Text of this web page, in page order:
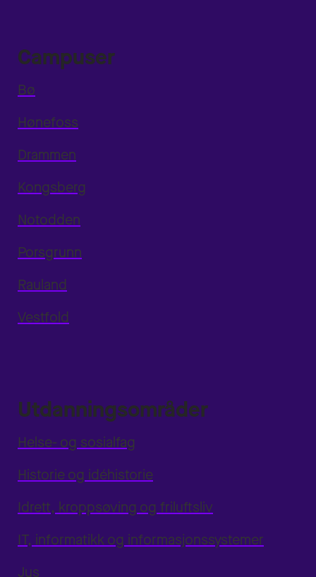
Campuser
Bø
Hønefoss
Drammen
Kongsberg
Notodden
Porsgrunn
Rauland
Vestfold
Utdanningsområder
Helse- og sosialfag
Historie og idéhistorie
Idrett, kroppsøving og friluftsliv
IT, informatikk og informasjonssystemer
Jus